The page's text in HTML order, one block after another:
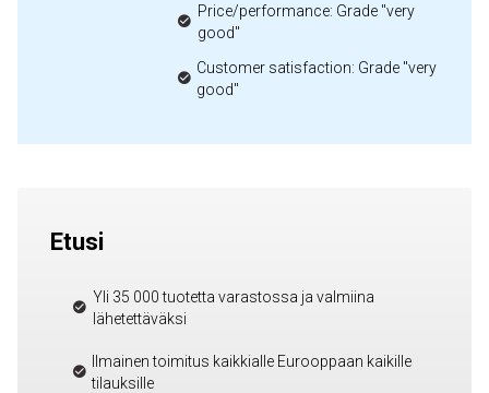
Price/performance: Grade "very
good"
Customer satisfaction: Grade "very
good"
Etusi
Yli 35 000 tuotetta varastossa ja valmiina
lähetettäväksi
Ilmainen toimitus kaikkialle Eurooppaan kaikille
tilauksille